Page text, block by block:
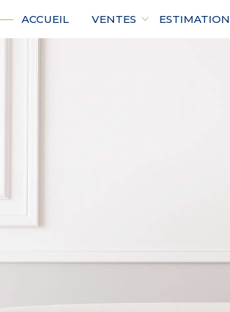
ACCUEIL VENTES ESTIMATION